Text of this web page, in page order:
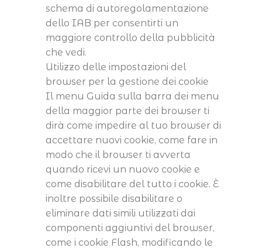
schema di autoregolamentazione
dello IAB per consentirti un
maggiore controllo della pubblicità
che vedi.
Utilizzo delle impostazioni del
browser per la gestione dei cookie
Il menu Guida sulla barra dei menu
della maggior parte dei browser ti
dirà come impedire al tuo browser di
accettare nuovi cookie, come fare in
modo che il browser ti avverta
quando ricevi un nuovo cookie e
come disabilitare del tutto i cookie. È
inoltre possibile disabilitare o
eliminare dati simili utilizzati dai
componenti aggiuntivi del browser,
come i cookie Flash, modificando le